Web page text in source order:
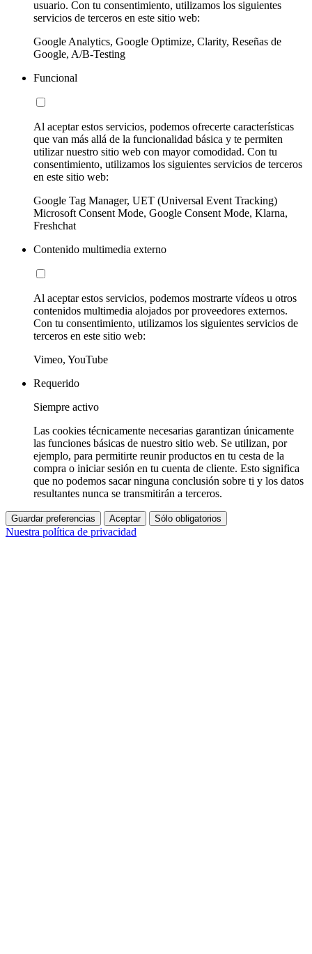
usuario. Con tu consentimiento, utilizamos los siguientes
servicios de terceros en este sitio web:
Google Analytics, Google Optimize, Clarity, Reseñas de
Google, A/B-Testing
Funcional
Al aceptar estos servicios, podemos ofrecerte características
que van más allá de la funcionalidad básica y te permiten
utilizar nuestro sitio web con mayor comodidad. Con tu
consentimiento, utilizamos los siguientes servicios de terceros
en este sitio web:
Google Tag Manager, UET (Universal Event Tracking)
Microsoft Consent Mode, Google Consent Mode, Klarna,
Freshchat
Contenido multimedia externo
Al aceptar estos servicios, podemos mostrarte vídeos u otros
contenidos multimedia alojados por proveedores externos.
Con tu consentimiento, utilizamos los siguientes servicios de
terceros en este sitio web:
Vimeo, YouTube
Requerido
Siempre activo
Las cookies técnicamente necesarias garantizan únicamente
las funciones básicas de nuestro sitio web. Se utilizan, por
ejemplo, para permitirte reunir productos en tu cesta de la
compra o iniciar sesión en tu cuenta de cliente. Esto significa
que no podemos sacar ninguna conclusión sobre ti y los datos
resultantes nunca se transmitirán a terceros.
Guardar preferencias Aceptar Sólo obligatorios
Nuestra política de privacidad